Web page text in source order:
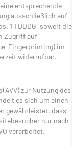
entsprechende
ausschließlich auf
1 TDDDG, soweit die
Zugriff auf
Fingerprinting) im
widerrufbar.
zur Nutzung des
es sich um einen
gewährleistet, dass
nur nach
verarbeitet.